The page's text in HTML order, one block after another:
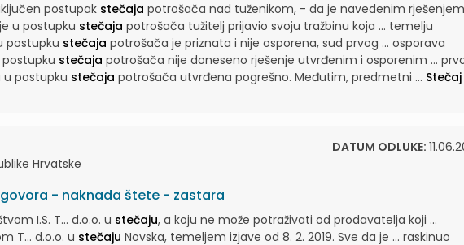
postupak stečaja potrošača nad tuženikom, - da je navedenim rješenjem
u postupku stečaja potrošača tužitelj prijavio svoju tražbinu koja ... temelju
postupku stečaja potrošača je priznata i nije osporena, sud prvog ... osporava
stečaja potrošača nije doneseno rješenje utvrđenim i osporenim ...
postupku stečaja potrošača utvrđena pogrešno. Međutim, predmetni ... Stečaj
Hrvatske
DATUM ODLUKE:
- naknada štete - zastara
I.S. T... d.o.o. u stečaju, a koju ne može potraživati od prodavatelja koji ...
T... d.o.o. u stečaju Novska, temeljem izjave od 8. 2. 2019. Sve da je ... raskinuo